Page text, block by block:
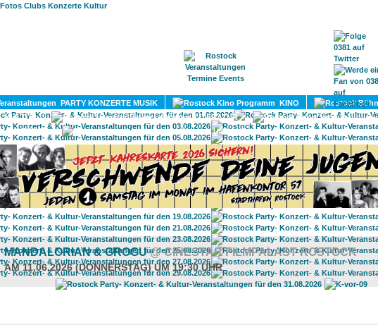
KONTAKT
PARTY KONZERTE MUSIK KINO
KULTUR
LITERATUR
DIVERSES
UMLAND
MANDALORIAN & GROGU@ CINESTAR FILMPALAST ROSTOCK
AM 11.06.2026 (DONNERSTAG) UM 19:30 UHR